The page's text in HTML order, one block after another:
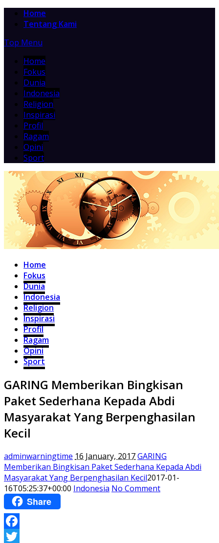
Home
Tentang Kami
Top Menu
Home
Fokus
Dunia
Indonesia
Religion
Inspirasi
Profil
Ragam
Opini
Sport
Home
Fokus
Dunia
Indonesia
Religion
Inspirasi
Profil
Ragam
Opini
Sport
GARING Memberikan Bingkisan
Paket Sederhana Kepada Abdi
Masyarakat Yang Berpenghasilan
Kecil
adminwarningtime 16 January, 2017GARING
Memberikan Bingkisan Paket Sederhana Kepada Abdi
Masyarakat Yang Berpenghasilan Kecil2017-01-
16T05:25:37+00:00 Indonesia No Comment
Share
Facebook